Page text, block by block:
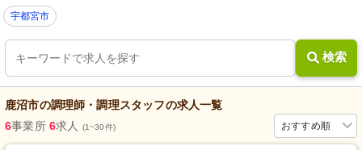
宇都宮市
検索
鹿沼市の調理師・調理スタッフの求人一覧
おすすめ順
6事業所 6求人 (1~30件)